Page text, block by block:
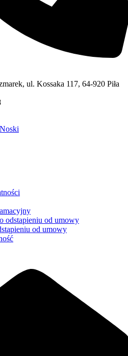
ul. Kossaka 117, 64-920 Piła
odstapieniu od umowy
od umowy